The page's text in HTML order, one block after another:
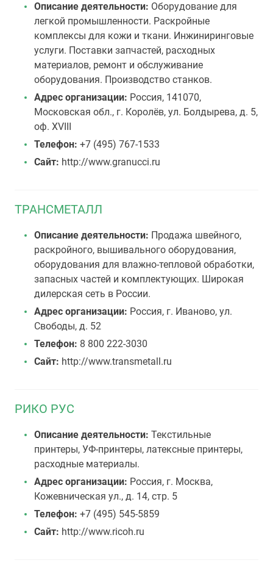
Описание деятельности: Оборудование для
легкой промышленности. Раскройные
комплексы для кожи и ткани. Инжиниринговые
услуги. Поставки запчастей, расходных
материалов, ремонт и обслуживание
оборудования. Производство станков.
Адрес организации: Россия, 141070,
Московская обл., г. Королёв, ул. Болдырева, д. 5,
оф. XVIII
Телефон: +7 (495) 767-1533
Сайт: http://www.granucci.ru
ТРАНСМЕТАЛЛ
Описание деятельности: Продажа швейного,
раскройного, вышивального оборудования,
оборудования для влажно-тепловой обработки,
запасных частей и комплектующих. Широкая
дилерская сеть в России.
Адрес организации: Россия, г. Иваново, ул.
Свободы, д. 52
Телефон: 8 800 222-3030
Сайт: http://www.transmetall.ru
РИКО РУС
Описание деятельности: Текстильные
принтеры, УФ-принтеры, латексные принтеры,
расходные материалы.
Адрес организации: Россия, г. Москва,
Кожевническая ул., д. 14, стр. 5
Телефон: +7 (495) 545-5859
Сайт: http://www.ricoh.ru